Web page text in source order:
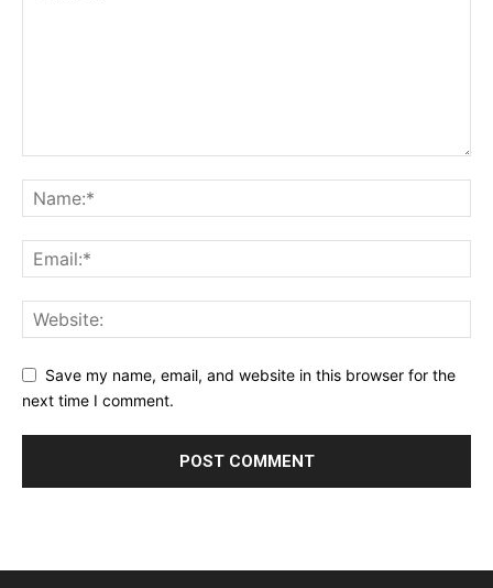
Save my name, email, and website in this browser for the
next time I comment.